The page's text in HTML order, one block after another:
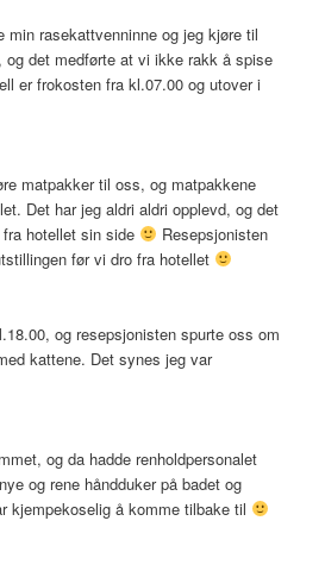
min rasekattvenninne og jeg kjøre til
det medførte at vi ikke rakk å spise
er frokosten fra kl.07.00 og utover i
matpakker til oss, og matpakkene
Det har jeg aldri aldri opplevd, og det
hotellet sin side
Resepsjonisten
før vi dro fra hotellet
og resepsjonisten spurte oss om
kattene. Det synes jeg var
og da hadde renholdpersonalet
og rene håndduker på badet og
kjempekoselig å komme tilbake til